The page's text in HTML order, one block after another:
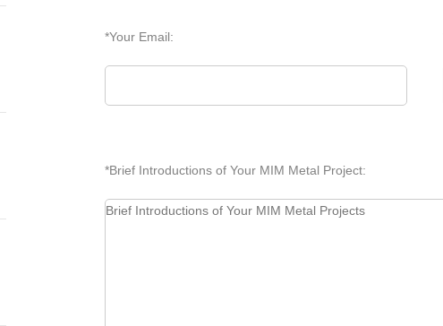
*Your Email:
*Brief Introductions of Your MIM Metal Project: